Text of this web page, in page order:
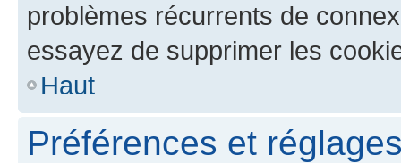
problèmes récurrents de
essayez de supprimer les
Haut
Préférences et